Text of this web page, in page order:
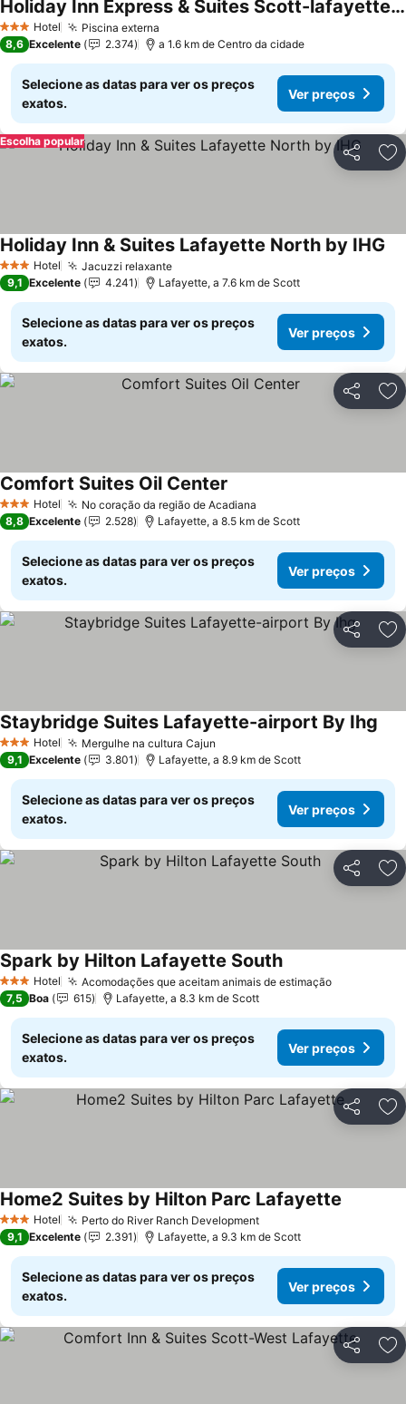
3 EstrelasHotel Piscina externa
Holiday Inn Express & Suites Scott-lafayette West By Ihg
Ver preços
8,6 Excelente 2.374 a 1.6 km de Centro da cidade
Selecione as datas para ver os preços
exatos.
Ver preços
Partilhar
Escolha popular
3 EstrelasHotel Jacuzzi relaxanteVer preços
Holiday Inn & Suites Lafayette North by IHG
9,1 Excelente 4.241 Lafayette, a 7.6 km de Scott
Selecione as datas para ver os preços
exatos.
Ver preços
Partilhar
3 EstrelasHotel No coração da região de Acadiana
Comfort Suites Oil Center
8,8 Excelente 2.528 Lafayette, a 8.5 km de Scott
Selecione as datas para ver os preços
exatos.
Ver preços
Partilhar
3 EstrelasHotel Mergulhe na cultura Cajun
Staybridge Suites Lafayette-airport By Ihg
9,1 Excelente 3.801 Lafayette, a 8.9 km de Scott
Selecione as datas para ver os preços
exatos.
Ver preços
Partilhar
3 EstrelasHotel Acomodações que aceitam animais de estimaçãoVer preços
Spark by Hilton Lafayette SouthVer preços
7,5 Boa 615 Lafayette, a 8.3 km de Scott
Selecione as datas para ver os preços
exatos.
Ver preços
Partilhar
3 EstrelasHotel Perto do River Ranch DevelopmentVer preços
Home2 Suites by Hilton Parc Lafayette
9,1 Excelente 2.391 Lafayette, a 9.3 km de Scott
Selecione as datas para ver os preços
exatos.
Ver preços
Partilhar